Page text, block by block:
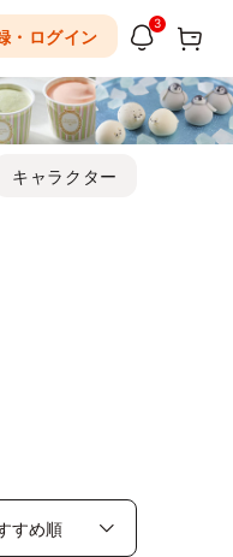
・ログイン
3
キャラクター